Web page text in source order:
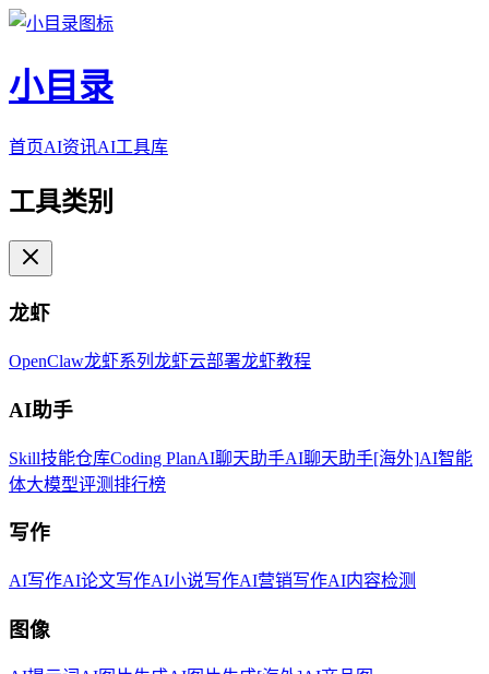
小目录
首页AI资讯AI工具库
工具类别
龙虾
OpenClaw龙虾系列 龙虾云部署龙虾教程
AI助手
Skill技能仓库Coding PlanAI聊天助手AI聊天助手[海外]AI智能
体大模型评测排行榜
写作
AI写作AI论文写作AI小说写作AI营销写作AI内容检测
图像